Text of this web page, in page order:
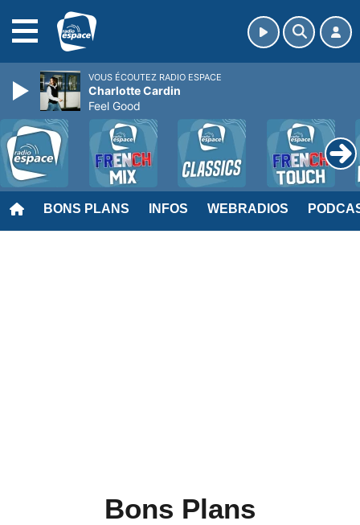
BONS PLANS INFOS WEBRADIOS
Bons Plans
VOUS ÉCOUTEZ RADIO ESPACE
Charlotte Cardin
Feel Good